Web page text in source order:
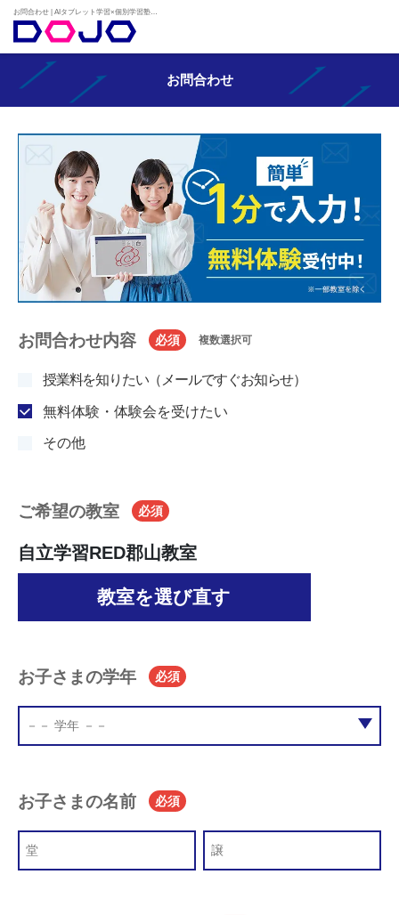
お問合わせ
お問合わせ内容 必須 複数選択可
授業料を知りたい（メールですぐお知らせ）
無料体験・体験会を受けたい
その他
ご希望の教室 必須
自立学習RED郡山教室
教室を選び直す
お子さまの学年 必須
お子さまの名前 必須